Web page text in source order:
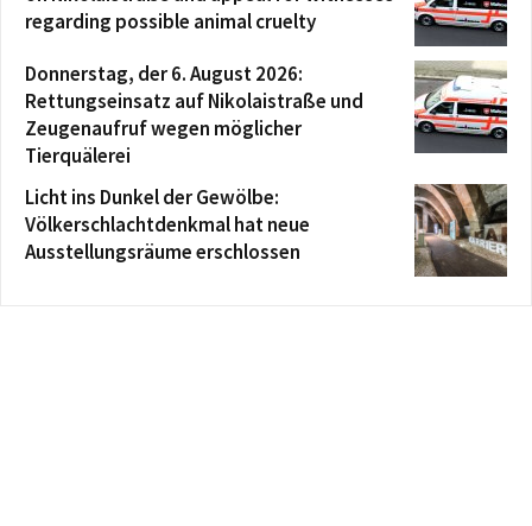
regarding possible animal cruelty
Donnerstag, der 6. August 2026:
Rettungseinsatz auf Nikolaistraße und
Zeugenaufruf wegen möglicher
Tierquälerei
Licht ins Dunkel der Gewölbe:
Völkerschlachtdenkmal hat neue
Ausstellungsräume erschlossen